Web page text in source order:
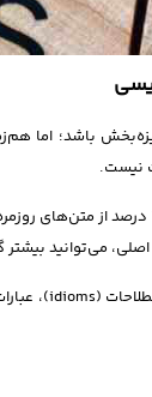
باشد؛ اما
نیست.